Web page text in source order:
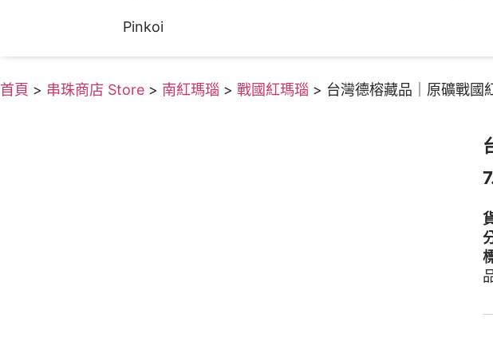
Pinkoi
首頁 > 串珠商店 Store > 南紅瑪瑙 > 戰國紅瑪瑙 > 台灣德榕藏品｜原礦戰國